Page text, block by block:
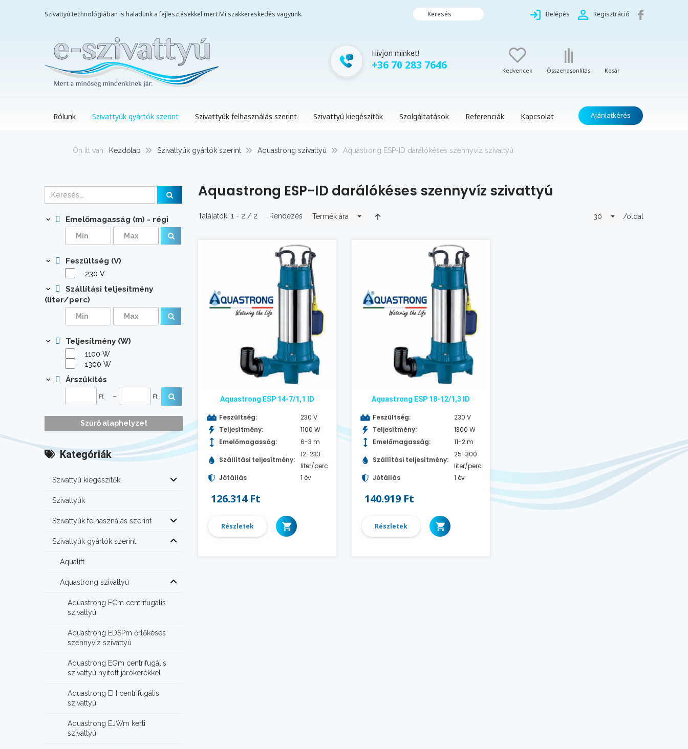
Szivattyú technológiában is haladunk a fejlesztésekkel mert Mi szakkereskedés vagyunk. Keresés Belépés Regisztráció
Hívjon minket!
+36 70 283 7646 Kedvencek Összehasonlítás Kosár
Rólunk Szivattyúk gyártók szerint Szivattyúk felhasználás szerint Szivattyú kiegészítők Szolgáltatások Referenciák Kapcsolat Ajánlatkérés
Ön itt van: Kezdőlap Szivattyúk gyártók szerint Aquastrong szivattyú Aquastrong ESP-ID darálókéses szennyvíz szivattyú
Aquastrong ESP-ID darálókéses szennyvíz szivattyú
Találatok: 1 - 2 / 2 Rendezés Termék ára 30 /oldal
Aquastrong ESP 14-7/1,1 ID
Feszültség:
230 V
Teljesítmény:
1100 W
Emelőmagasság:
6-3 m
Szállítási teljesítmény:
12-233
liter/perc
Jótállás
1 év
126.314 Ft
Részletek
Aquastrong ESP 18-12/1,3 ID
Feszültség:
230 V
Teljesítmény:
1300 W
Emelőmagasság:
11-2 m
Szállítási teljesítmény:
25-300
liter/perc
Jótállás
1 év
140.919 Ft
Részletek
Emelőmagasság (m) - régi
Feszültség (V)
230 V
Szállítási teljesítmény
(liter/perc)
Teljesítmény (W)
1100 W
1300 W
Árszűkítés
Ft – Ft
Szűrő alaphelyzet
Kategóriák
Szivattyú kiegészítők
Szivattyúk
Szivattyúk felhasználás szerint
Szivattyúk gyártók szerint
Aqualift
Aquastrong szivattyú
Aquastrong ECm centrifugális
szivattyú
Aquastrong EDSPm őrlőkéses
szennyvíz szivattyú
Aquastrong EGm centrifugális
szivattyú nyitott járókerékkel
Aquastrong EH centrifugális
szivattyú
Aquastrong EJWm kerti
szivattyú